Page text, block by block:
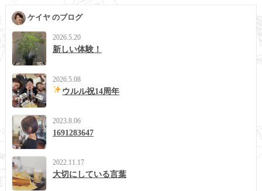
ケイヤ のブログ
2026.5.20
新しい体験！
2026.5.08
ウルル祝14周年
2023.8.06
1691283647
2022.11.17
大切にしている言葉